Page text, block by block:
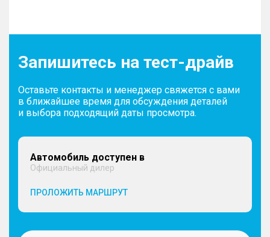
Запишитесь на тест-драйв
Оставьте контакты и менеджер свяжется с вами
в ближайшее время для обсуждения деталей
и выбора подходящий даты просмотра.
Автомобиль доступен в
Официальный дилер
ПРОЛОЖИТЬ МАРШРУТ